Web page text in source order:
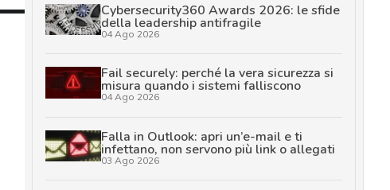
Cybersecurity360 Awards 2026: le sfide
della leadership antifragile
04 Ago 2026
Fail securely: perché la vera sicurezza si
misura quando i sistemi falliscono
04 Ago 2026
Falla in Outlook: apri un’e-mail e ti
infettano, non servono più link o allegati
03 Ago 2026